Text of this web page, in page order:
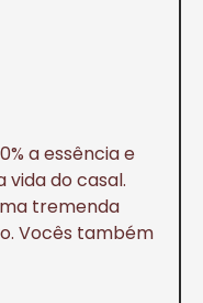
a essência e
do casal.
tremenda
Vocês também